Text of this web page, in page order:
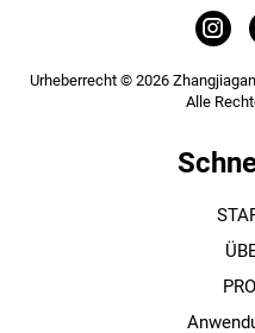
Urheberrecht © 2026
Alle